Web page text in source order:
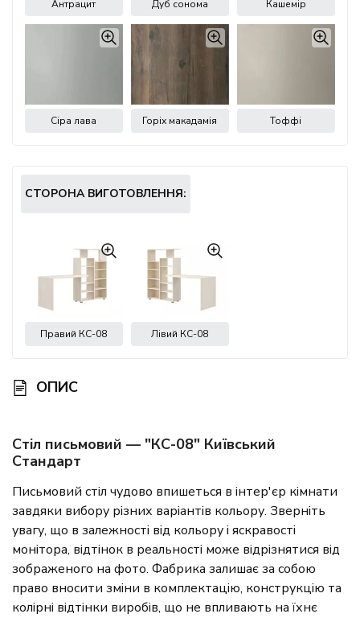
Антрацит Дуб сонома Кашемір
Сіра лава Горіх макадамія Тоффі
СТОРОНА ВИГОТОВЛЕННЯ:
Правий КС-08 Лівий КС-08
ОПИС
Стіл письмовий — "КС-08" Київський
Стандарт
Письмовий стіл чудово впишеться в інтер'єр кімнати
завдяки вибору різних варіантів кольору. Зверніть
увагу, що в залежності від кольору і яскравості
монітора, відтінок в реальності може відрізнятися від
зображеного на фото. Фабрика залишає за собою
право вносити зміни в комплектацію, конструкцію та
колірні відтінки виробів, що не впливають на їхнє